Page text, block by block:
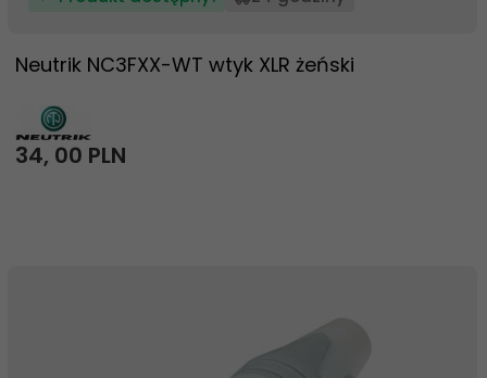
Neutrik NC3FXX-WT wtyk XLR żeński
34, 00 PLN